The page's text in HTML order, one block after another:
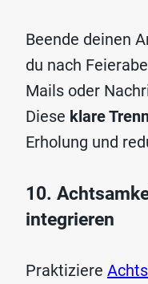
Beende deinen
du nach
Mails oder
Diese klare
Erholung und
10.
integrieren
Praktiziere